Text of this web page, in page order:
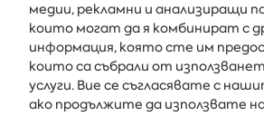
АЛБЕНА
медии, рекламни и анализиращи
които могат да я комбинират с
информация, която сте им
които са събрали от
услуги. Вие се съгласявате с
ако продължите да използвате